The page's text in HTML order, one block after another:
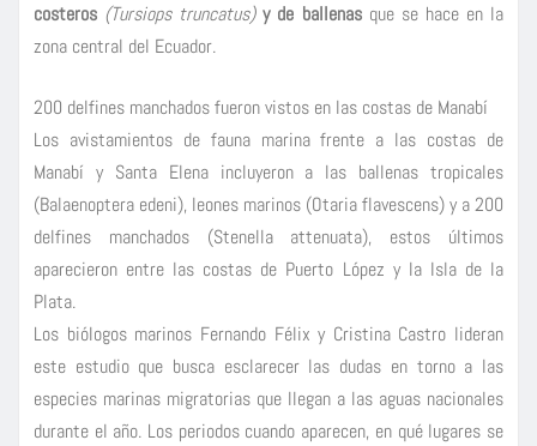
costeros (Tursiops truncatus) y de ballenasque se hace en la
zona central del Ecuador.
200 delfines manchados fueron vistos en las costas de Manabí
Los avistamientos de fauna marina frente a las costas de
Manabí y Santa Elena incluyeron a las ballenas tropicales
(Balaenoptera edeni), leones marinos (Otaria flavescens) y a 200
delfines manchados (Stenella attenuata), estos últimos
aparecieron entre las costas de Puerto López y la Isla de la
Plata.
Los biólogos marinos Fernando Félix y Cristina Castro lideran
este estudio que busca esclarecer las dudas en torno a las
especies marinas migratorias que llegan a las aguas nacionales
durante el año. Los periodos cuando aparecen, en qué lugares se